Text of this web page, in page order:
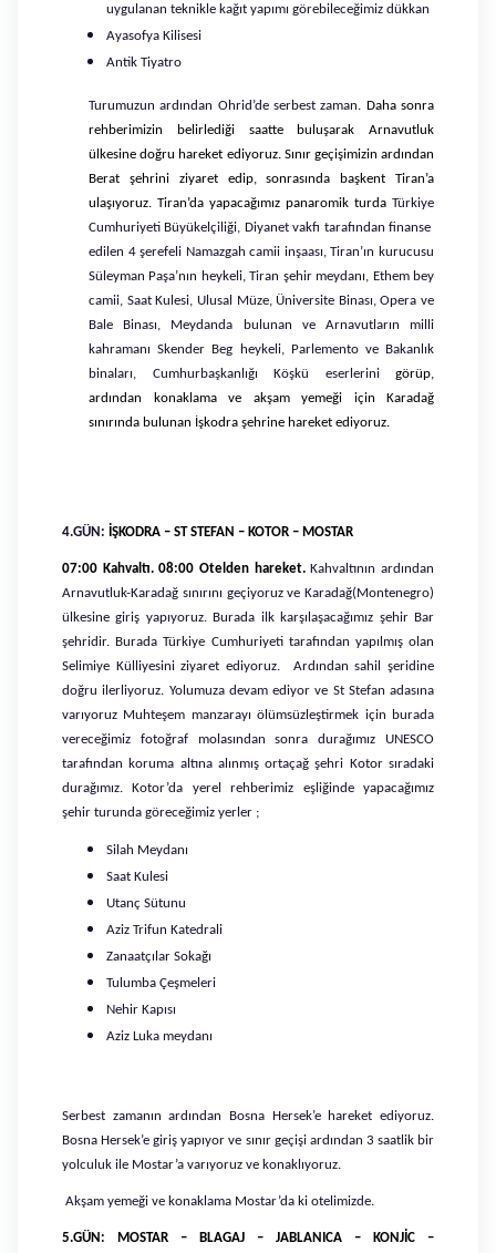
uygulanan teknikle kağıt yapımı görebileceğimiz dükkan
Ayasofya Kilisesi
Antik Tiyatro
Turumuzun ardından Ohrid’de serbest zaman. Daha sonra
rehberimizin belirlediği saatte buluşarak Arnavutluk
ülkesine doğru hareket ediyoruz. Sınır geçişimizin ardından
Berat şehrini ziyaret edip, sonrasında başkent Tiran’a
ulaşıyoruz. Tiran’da yapacağımız panaromik turda Türkiye
Cumhuriyeti Büyükelçiliği, Diyanet vakfı tarafından finanse
edilen 4 şerefeli Namazgah camii inşaası, Tiran’ın kurucusu
Süleyman Paşa’nın heykeli, Tiran şehir meydanı, Ethem bey
camii, Saat Kulesi, Ulusal Müze, Üniversite Binası, Opera ve
Bale Binası, Meydanda bulunan ve Arnavutların milli
kahramanı Skender Beg heykeli, Parlemento ve Bakanlık
binaları, Cumhurbaşkanlığı Köşkü eserlerini görüp,
ardından konaklama ve akşam yemeği için Karadağ
sınırında bulunan İşkodra şehrine hareket ediyoruz.
4.GÜN: İŞKODRA – ST STEFAN – KOTOR – MOSTAR
07:00 Kahvaltı. 08:00 Otelden hareket.Kahvaltının ardından
Arnavutluk-Karadağ sınırını geçiyoruz ve Karadağ(Montenegro)
ülkesine giriş yapıyoruz. Burada ilk karşılaşacağımız şehir Bar
şehridir. Burada Türkiye Cumhuriyeti tarafından yapılmış olan
Selimiye Külliyesini ziyaret ediyoruz. Ardından sahil şeridine
doğru ilerliyoruz. Yolumuza devam ediyor ve St Stefan adasına
varıyoruz Muhteşem manzarayı ölümsüzleştirmek için burada
vereceğimiz fotoğraf molasından sonra durağımız UNESCO
tarafından koruma altına alınmış ortaçağ şehri Kotor sıradaki
durağımız. Kotor’da yerel rehberimiz eşliğinde yapacağımız
şehir turunda göreceğimiz yerler ;
Silah Meydanı
Saat Kulesi
Utanç Sütunu
Aziz Trifun Katedrali
Zanaatçılar Sokağı
Tulumba Çeşmeleri
Nehir Kapısı
Aziz Luka meydanı
Serbest zamanın ardından Bosna Hersek’e hareket ediyoruz.
Bosna Hersek’e giriş yapıyor ve sınır geçişi ardından 3 saatlik bir
yolculuk ile Mostar’a varıyoruz ve konaklıyoruz.
Akşam yemeği ve konaklama Mostar’da ki otelimizde.
5.GÜN: MOSTAR – BLAGAJ – JABLANICA – KONJİC –